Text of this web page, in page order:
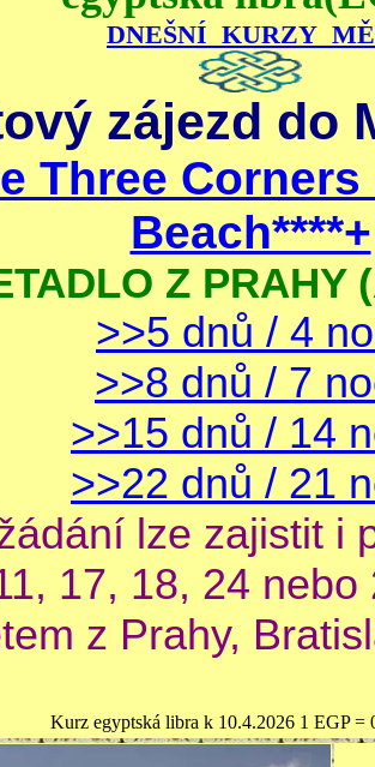
DNEŠNÍ KURZY
zájezd do
Three
Beach****+
Z PRAHY
>>5 dnů / 4
>>8 dnů / 7
>>15 dnů / 14
>>22 dnů / 21
lze zajistit i
17, 18, 24 nebo
z Prahy,
Kurz egyptská libra k 10.4.2026 1 EGP =